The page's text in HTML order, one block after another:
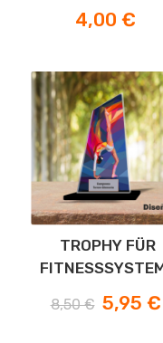
Preis
4,00 €
TROPHY FÜR
Verkaufspreis
8,50 € Preis
5,95 €